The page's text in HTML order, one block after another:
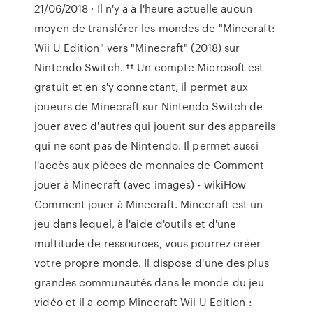
21/06/2018 · Il n'y a à l'heure actuelle aucun
moyen de transférer les mondes de "Minecraft:
Wii U Edition" vers "Minecraft" (2018) sur
Nintendo Switch. †† Un compte Microsoft est
gratuit et en s'y connectant, il permet aux
joueurs de Minecraft sur Nintendo Switch de
jouer avec d'autres qui jouent sur des appareils
qui ne sont pas de Nintendo. Il permet aussi
l'accès aux pièces de monnaies de Comment
jouer à Minecraft (avec images) - wikiHow
Comment jouer à Minecraft. Minecraft est un
jeu dans lequel, à l'aide d'outils et d'une
multitude de ressources, vous pourrez créer
votre propre monde. Il dispose d'une des plus
grandes communautés dans le monde du jeu
vidéo et il a comp Minecraft Wii U Edition :